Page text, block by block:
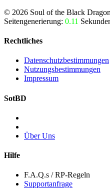
© 2026 Soul of the Black Dragon
Seitengenerierung: 0.11
Rechtliches
Datenschutzbestimmungen
Nutzungsbestimmungen
Impressum
SotBD
Über Uns
Hilfe
F.A.Q.s / RP-Regeln
Supportanfrage